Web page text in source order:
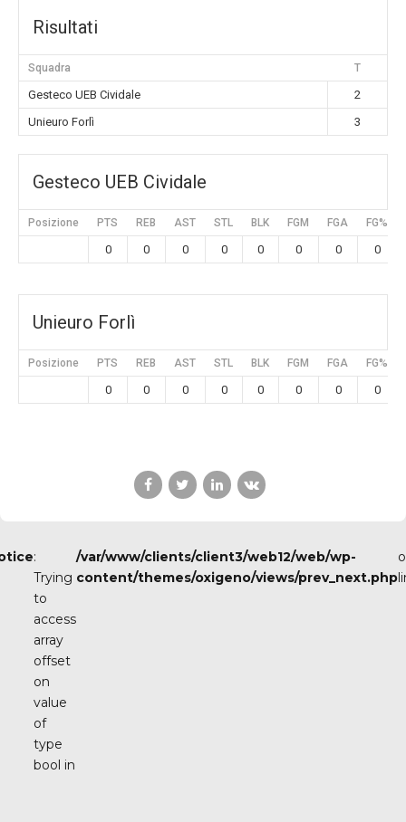
Risultati
Squadra T
Gesteco UEB Cividale
2
Unieuro Forlì
3
Gesteco UEB Cividale
Posizione PTS REB AST STL BLK FGM FGA FG%
0 0 0 0 0 0 0 0
Unieuro Forlì
Posizione PTS REB AST STL BLK FGM FGA FG%
0 0 0 0 0 0 0 0
:
Trying
to
access
array
offset
on
value
of
type
bool in
/var/www/clients/client3/web12/web/wp-
content/themes/oxigeno/views/prev_next.php